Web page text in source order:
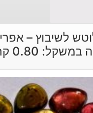
לשיבוץ –
0.80 קרט